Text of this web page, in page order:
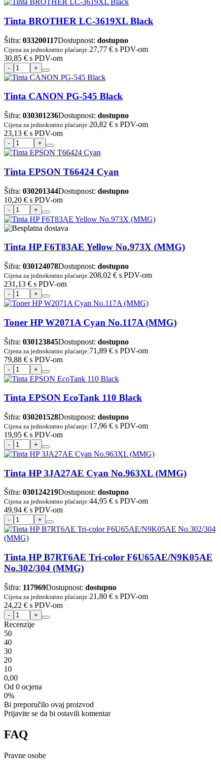
Tinta BROTHER LC-3619XL Black
Šifra: 033200117Dostupnost: dostupno
Cijena za jednokratno plaćanje:27,77 € s PDV-om
30,85 € s PDV-om
Tinta CANON PG-545 Black
Šifra: 030301236Dostupnost: dostupno
Cijena za jednokratno plaćanje:20,82 € s PDV-om
23,13 € s PDV-om
Tinta EPSON T66424 Cyan
Šifra: 030201344Dostupnost: dostupno
10,20 € s PDV-om
Tinta HP F6T83AE Yellow No.973X (MMG)
Šifra: 030124078Dostupnost: dostupno
Cijena za jednokratno plaćanje:208,02 € s PDV-om
231,13 € s PDV-om
Toner HP W2071A Cyan No.117A (MMG)
Šifra: 030123845Dostupnost: dostupno
Cijena za jednokratno plaćanje:71,89 € s PDV-om
79,88 € s PDV-om
Tinta EPSON EcoTank 110 Black
Šifra: 030201528Dostupnost: dostupno
Cijena za jednokratno plaćanje:17,96 € s PDV-om
19,95 € s PDV-om
Tinta HP 3JA27AE Cyan No.963XL (MMG)
Šifra: 030124219Dostupnost: dostupno
Cijena za jednokratno plaćanje:44,95 € s PDV-om
49,94 € s PDV-om
Tinta HP B7RT6AE Tri-color F6U65AE/N9K05AE
No.302/304 (MMG)
Šifra: 117969Dostupnost: dostupno
Cijena za jednokratno plaćanje:21,80 € s PDV-om
24,22 € s PDV-om
Recenzije
50
40
30
20
10
0,00
Od 0 ocjena
0%
Bi preporučilo ovaj proizvod
Prijavite se da bi ostavili komentar
FAQ
Pravne osobe